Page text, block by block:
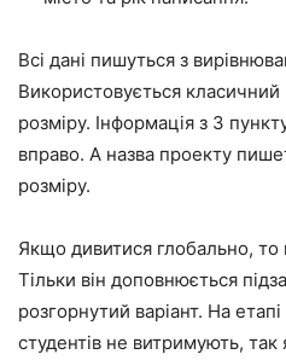
Всі дані пишуться з
Використовується
розміру. Інформація з 3
вправо. А назва проекту
розміру.
Якщо дивитися глобально,
Тільки він доповнюється
розгорнутий варіант. На
студентів не витримують, так